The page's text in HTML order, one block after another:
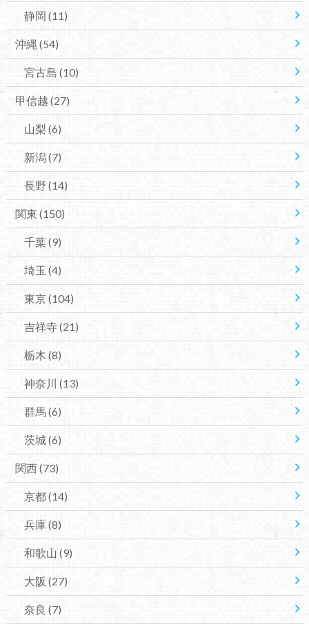
静岡 (11)
沖縄 (54)
宮古島 (10)
甲信越 (27)
山梨 (6)
新潟(7)
長野 (14)
関東 (150)
千葉(9)
埼玉 (4)
東京(104)
吉祥寺(21)
栃木 (8)
神奈川 (13)
群馬(6)
茨城 (6)
関西(73)
京都(14)
兵庫(8)
和歌山 (9)
大阪 (27)
奈良 (7)